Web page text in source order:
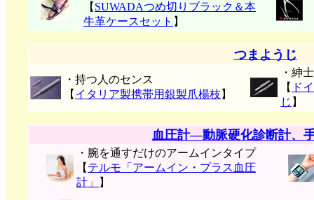
【 SUWADAつめ切りブラック＆本
牛革ケースセット 】
つまようじ
・持つ人のセンス
【 イタリア製携帯用銀製爪楊枝 】
・紳
【 ド
じ 】
血圧計―動脈硬化診断計、
・腕を通すだけのアームインタイプ
【 テルモ「アームイン・プラス血圧
計」
】